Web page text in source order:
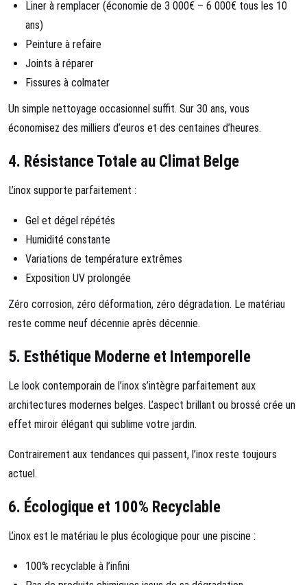
Liner à remplacer (économie de 3 000€ – 6 000€ tous les 10
ans)
Peinture à refaire
Joints à réparer
Fissures à colmater
Un simple nettoyage occasionnel suffit. Sur 30 ans, vous
économisez des milliers d’euros et des centaines d’heures.
4. Résistance Totale au Climat Belge
L’inox supporte parfaitement :
Gel et dégel répétés
Humidité constante
Variations de température extrêmes
Exposition UV prolongée
Zéro corrosion, zéro déformation, zéro dégradation. Le matériau
reste comme neuf décennie après décennie.
5. Esthétique Moderne et Intemporelle
Le look contemporain de l’inox s’intègre parfaitement aux
architectures modernes belges. L’aspect brillant ou brossé crée un
effet miroir élégant qui sublime votre jardin.
Contrairement aux tendances qui passent, l’inox reste toujours
actuel.
6. Écologique et 100% Recyclable
L’inox est le matériau le plus écologique pour une piscine :
100% recyclable à l’infini